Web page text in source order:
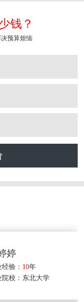
钱？
预算烦恼
婷
经验： 10年
院校：东北大学